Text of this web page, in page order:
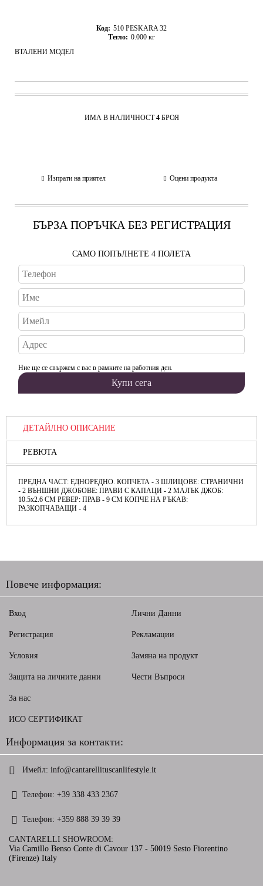
Код: 510 PESKARA 32
Тегло: 0.000 кг
ВТАЛЕНИ МОДЕЛ
ИМА В НАЛИЧНОСТ4БРОЯ
Изпрати на приятел Оцени продукта
БЪРЗА ПОРЪЧКА БЕЗ РЕГИСТРАЦИЯ
САМО ПОПЪЛНЕТЕ 4 ПОЛЕТА
Ние ще се свържем с вас в рамките на работния ден.
ДЕТАЙЛНО ОПИСАНИЕ
РЕВЮТА
ПРЕДНА ЧАСТ: ЕДНОРЕДНО. КОПЧЕТА - 3 ШЛИЦОВЕ: СТРАНИЧНИ
- 2 ВЪНШНИ ДЖОБОВЕ: ПРАВИ С КАПАЦИ - 2 МАЛЪК ДЖОБ:
10.5х2.6 СМ РЕВЕР: ПРАВ - 9 СМ КОПЧЕ НА РЪКАВ:
РАЗКОПЧАВАЩИ - 4
Повече информация:
Вход
Регистрация
Условия
Защита на личните данни
Лични Данни
Рекламации
Замяна на продукт
Чести Въпроси
За нас
ИСО СЕРТИФИКАТ
Информация за контакти:
Имейл: info@cantarellituscanlifestyle.it
Телефон: +39 338 433 2367
Телефон: +359 888 39 39 39
CANTARELLI SHOWROOM:
Via Camillo Benso Conte di Cavour 137 - 50019 Sesto Fiorentino
(Firenze) Italy